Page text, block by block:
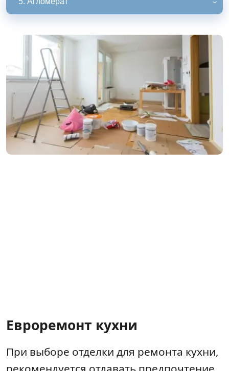
Евроремонт кухни
При выборе отделки для ремонта кухни,